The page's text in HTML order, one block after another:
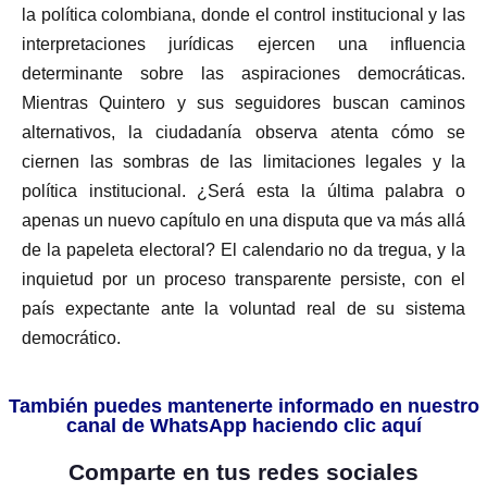
la política colombiana, donde el control institucional y las
interpretaciones jurídicas ejercen una influencia
determinante sobre las aspiraciones democráticas.
Mientras Quintero y sus seguidores buscan caminos
alternativos, la ciudadanía observa atenta cómo se
ciernen las sombras de las limitaciones legales y la
política institucional. ¿Será esta la última palabra o
apenas un nuevo capítulo en una disputa que va más allá
de la papeleta electoral? El calendario no da tregua, y la
inquietud por un proceso transparente persiste, con el
país expectante ante la voluntad real de su sistema
democrático.
También puedes mantenerte informado en nuestro
canal de WhatsApp haciendo clic aquí
Comparte en tus redes sociales